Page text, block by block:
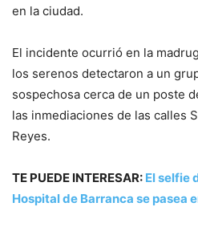
en la ciudad.
El incidente ocurrió en la
los serenos detectaron a un
sospechosa cerca de un poste
las inmediaciones de las calles
Reyes.
TE PUEDE INTERESAR: El selfie
Hospital de Barranca se pasea